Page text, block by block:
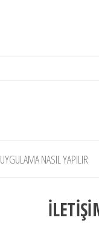
UYGULAMA NASIL YAPILIR